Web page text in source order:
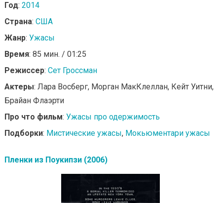
Год: 2014
Страна: США
Жанр: Ужасы
Время: 85 мин. / 01:25
Режиссер: Сет Гроссман
Актеры: Лара Восберг, Морган МакКлеллан, Кейт Уитни,
Брайан Флаэрти
Про что фильм: Ужасы про одержимость
Подборки: Мистические ужасы, Мокьюментари ужасы
Пленки из Поукипзи (2006)